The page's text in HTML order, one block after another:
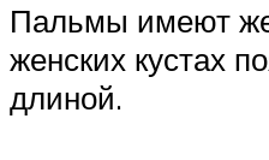
Пальмы имеют
женских кустах
длиной.